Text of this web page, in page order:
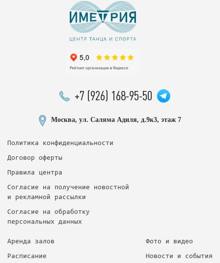
+7 (926) 168-95-50
Москва, ул. Саляма Адиля, д.9к3, этаж 7
Политика конфиденциальности
Договор оферты
Правила центра
Согласие на получение новостной
и рекламной рассылки
Согласие на обработку
персональных данных
Аренда залов
Расписание
Фото и видео
Новости и события